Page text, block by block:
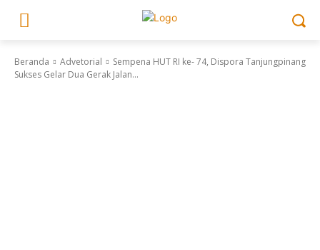
Beranda Advetorial
Sempena HUT RI ke- 74, Dispora Tanjungpinang
Sukses Gelar Dua Gerak Jalan...